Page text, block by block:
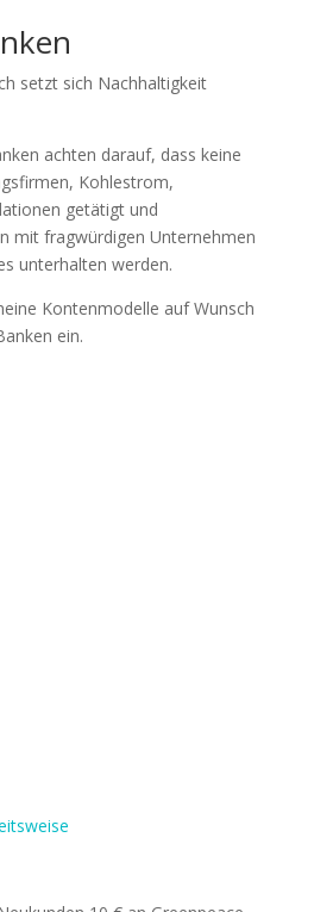
setzt sich Nachhaltigkeit
achten darauf, dass keine
Kohlestrom,
getätigt und
mit fragwürdigen Unternehmen
unterhalten werden.
Kontenmodelle auf Wunsch
ein.